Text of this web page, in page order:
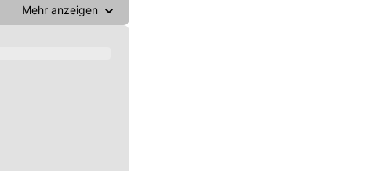
Mehr anzeigen